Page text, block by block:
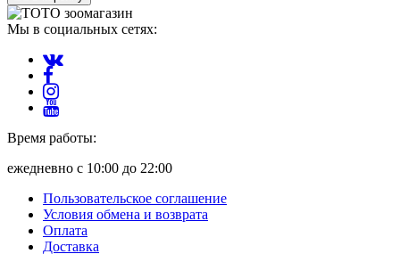
Мы в социальных сетях:
Время работы:
ежедневно с 10:00 до 22:00
Пользовательское соглашение
Условия обмена и возврата
Оплата
Доставка